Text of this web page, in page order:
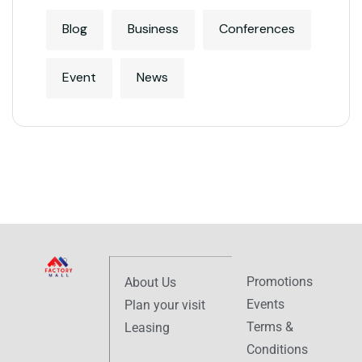
Blog Business Conferences
Event News
About Us
Plan your visit
Leasing
Promotions
Events
Terms &
Conditions